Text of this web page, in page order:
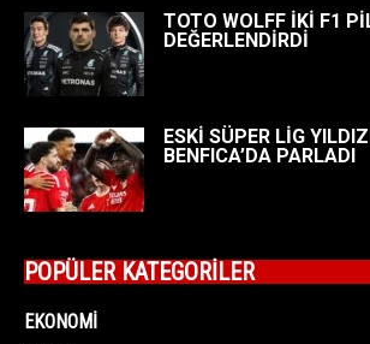
TOTO WOLFF İKİ F1
DEĞERLENDİRDİ
ESKİ SÜPER LİG
BENFICA’DA PARLADI
POPÜLER KATEGORİLER
EKONOMI